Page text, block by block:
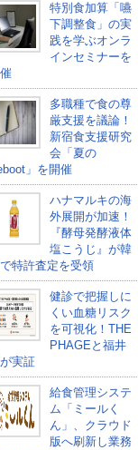
特別食加算「嚥
下調整食」の実
践を学ぶオンラ
インセミナーを
多職種で食の尊
厳支援を議論！
新宿食支援研究
会「夏の
」を開催
ハナマルキの海
外展開が加速！
『酵母発酵液体
塩こうじ』が韓
特許査定を受領
健診で把握しに
くい血糖リスク
を可視化！THE
PHAGEと福井
実証
給食管理システ
ム「ミールく
ん」、クラウド
版へ刷新し業務